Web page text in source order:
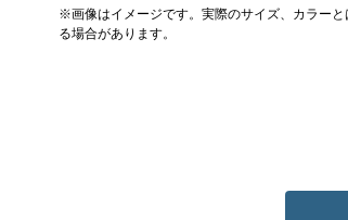
※画像はイメージです。実際のサイズ、カラーと
る場合があります。